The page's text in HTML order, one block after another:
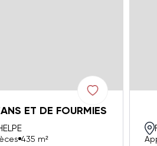
ET DE FOURMIES
435 m²